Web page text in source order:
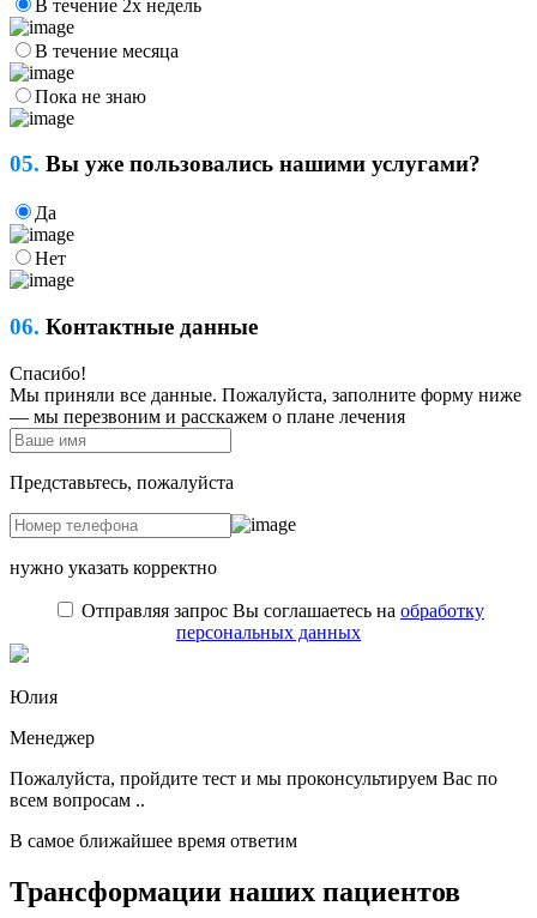
В течение 2х недель
В течение месяца
Пока не знаю
05. Вы уже пользовались нашими услугами?
Да
Нет
06. Контактные данные
Спасибо!
Мы приняли все данные. Пожалуйста, заполните форму ниже
— мы перезвоним и расскажем о плане лечения
Представьтесь, пожалуйста
нужно указать корректно
Отправляя запрос Вы соглашаетесь на обработку
персональных данных
Юлия
Менеджер
Пожалуйста, пройдите тест и мы проконсультируем Вас по
всем вопросам ..
В самое ближайшее время ответим
Трансформации наших пациентов